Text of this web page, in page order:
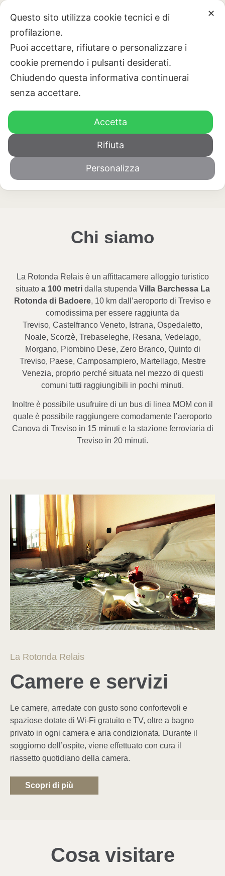
Chi siamo
La Rotonda Relais è un affittacamere alloggio turistico
situato a 100 metridalla stupenda Villa Barchessa La
Rotonda di Badoere, 10 km dall’aeroporto di Treviso e
comodissima per essere raggiunta da
Treviso, Castelfranco Veneto, Istrana, Ospedaletto,
Noale, Scorzè, Trebaseleghe, Resana, Vedelago,
Morgano, Piombino Dese, Zero Branco, Quinto di
Treviso, Paese, Camposampiero, Martellago, Mestre
Venezia, proprio perché situata nel mezzo di questi
comuni tutti raggiungibili in pochi minuti.
Inoltre è possibile usufruire di un bus di linea MOM con il
quale è possibile raggiungere comodamente l’aeroporto
Canova di Treviso in 15 minuti e la stazione ferroviaria di
Treviso in 20 minuti.
La Rotonda Relais
Camere e servizi
Le camere, arredate con gusto sono confortevoli e
spaziose dotate di Wi-Fi gratuito e TV, oltre a bagno
privato in ogni camera e aria condizionata. Durante il
soggiorno dell’ospite, viene effettuato con cura il
riassetto quotidiano della camera.
Scopri di più
Cosa visitare
✕
Questo sito utilizza cookie tecnici e di
profilazione.
Puoi accettare, rifiutare o personalizzare i
cookie premendo i pulsanti desiderati.
Chiudendo questa informativa continuerai
senza accettare.
Accetta
Rifiuta
Personalizza